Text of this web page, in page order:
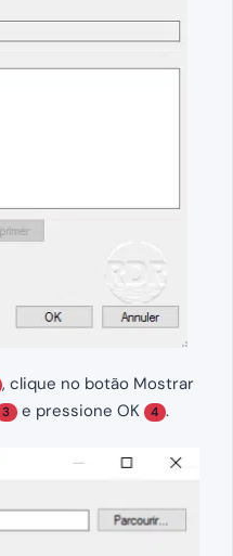
, clique no botão Mostrar
3 e pressione OK 4 .